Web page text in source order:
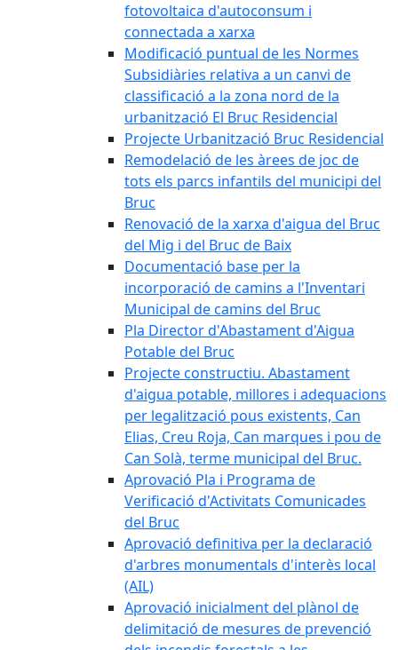
fotovoltaica d'autoconsum i
connectada a xarxa
Modificació puntual de les Normes
Subsidiàries relativa a un canvi de
classificació a la zona nord de la
urbanització El Bruc Residencial
Projecte Urbanització Bruc Residencial
Remodelació de les àrees de joc de
tots els parcs infantils del municipi del
Bruc
Renovació de la xarxa d'aigua del Bruc
del Mig i del Bruc de Baix
Documentació base per la
incorporació de camins a l'Inventari
Municipal de camins del Bruc
Pla Director d'Abastament d'Aigua
Potable del Bruc
Projecte constructiu. Abastament
d'aigua potable, millores i adequacions
per legalització pous existents, Can
Elias, Creu Roja, Can marques i pou de
Can Solà, terme municipal del Bruc.
Aprovació Pla i Programa de
Verificació d'Activitats Comunicades
del Bruc
Aprovació definitiva per la declaració
d'arbres monumentals d'interès local
(AIL)
Aprovació inicialment del plànol de
delimitació de mesures de prevenció